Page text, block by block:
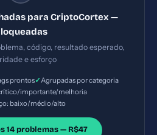
para CriptoCortex —
código, resultado esperado,
e esforço
prontos✓Agrupadas por categoria
importante/melhoria
baixo/médio/alto
14 problemas — R$47